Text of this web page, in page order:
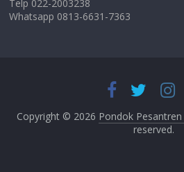
Telp 022-2003238
Whatsapp 0813-6631-7363
Copyright © 2026 Pondok
reserved.